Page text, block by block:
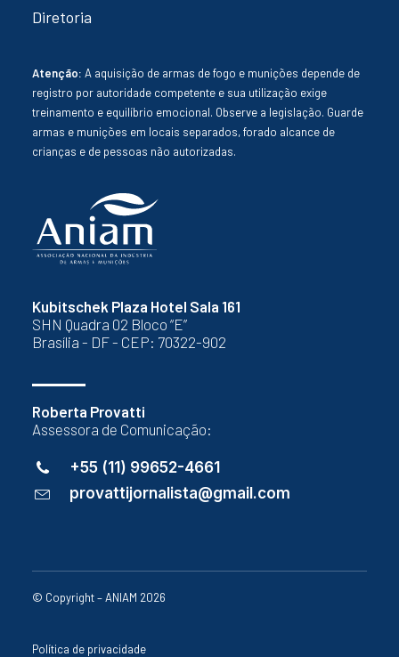
Kubitschek Plaza Hotel Sala 161
SHN Quadra 02 Bloco “E”
Brasília - DF - CEP: 70322-902
Roberta Provatti
Assessora de Comunicação:
+55 (11) 99652-4661
provattijornalista@gmail.com
Diretoria
Atenção: A aquisição de armas de fogo e munições depende de
registro por autoridade competente e sua utilização exige
treinamento e equilíbrio emocional. Observe a legislação. Guarde
armas e munições em locais separados, forado alcance de
crianças e de pessoas não autorizadas.
© Copyright – ANIAM 2026
Política de privacidade